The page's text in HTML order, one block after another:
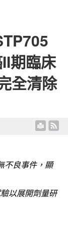
期臨床
全清除
不良事件，顯
以展開劑量研